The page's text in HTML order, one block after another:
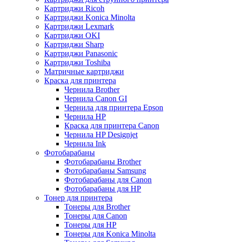
Картриджи Ricoh
Картриджи Konica Minolta
Картриджи Lexmark
Картриджи OKI
Картриджи Sharp
Картриджи Panasonic
Картриджи Toshiba
Матричные картриджи
Краска для принтера
Чернила Brother
Чернила Canon GI
Чернила для принтера Epson
Чернила HP
Краска для принтера Canon
Чернила HP Designjet
Чернила Ink
Фотобарабаны
Фотобарабаны Brother
Фотобарабаны Samsung
Фотобарабаны для Canon
Фотобарабаны для HP
Тонер для принтера
Тонеры для Brother
Тонеры для Canon
Тонеры для HP
Тонеры для Konica Minolta